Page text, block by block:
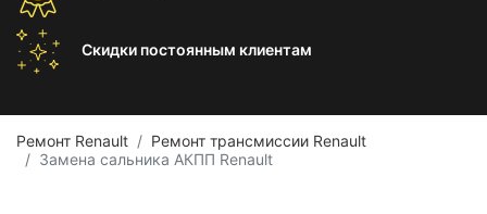
Скидки постоянным клиентам
Ремонт Renault
Ремонт трансмиссии Renault
Замена сальника АКПП Renault